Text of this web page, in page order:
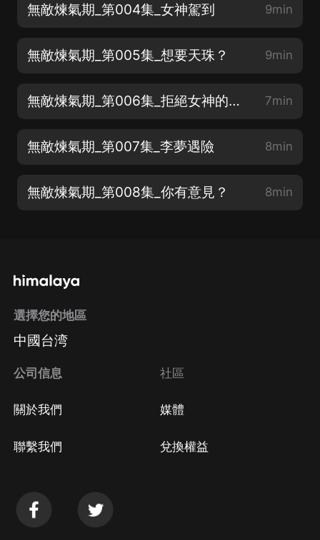
無敵煉氣期_第004集_女神駕到 9min
無敵煉氣期_第005集_想要天珠？ 9min
無敵煉氣期_第006集_拒絕女神的請求 7min
無敵煉氣期_第007集_李夢遇險 8min
無敵煉氣期_第008集_你有意見？ 8min
選擇您的地區
中國台湾
公司信息
關於我們
聯繫我們
社區
媒體
兌換權益